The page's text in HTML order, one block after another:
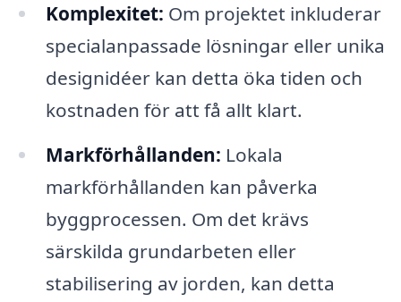
Komplexitet: Om projektet inkluderar
specialanpassade lösningar eller unika
designidéer kan detta öka tiden och
kostnaden för att få allt klart.
Markförhållanden: Lokala
markförhållanden kan påverka
byggprocessen. Om det krävs
särskilda grundarbeten eller
stabilisering av jorden, kan detta